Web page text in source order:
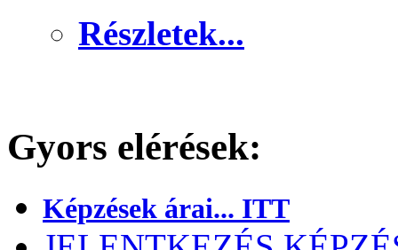
Részletek...
Gyors elérések:
Képzések árai... ITT